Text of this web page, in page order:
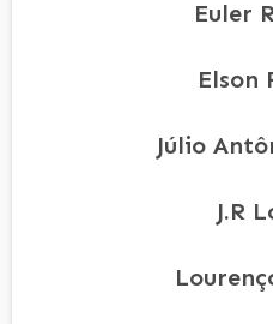
Euler
Elson
Júlio
J.R